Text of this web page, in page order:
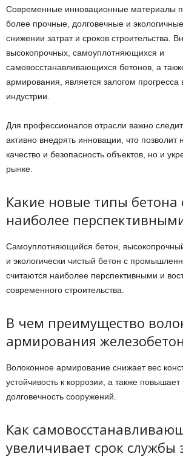
Современные инновационные материалы
более прочные, долговечные и
снижении затрат и сроков строительства.
высокопрочных, самоуплотняющихся и
самовосстанавливающихся бетонов, а
армирования, является залогом прогресса
индустрии.
Для профессионалов отрасли важно
активно внедрять инновации, что позволит
качество и безопасность объектов, но и
рынке.
Какие новые типы бетона
наиболее
Самоуплотняющийся бетон,
и экологически чистый бетон с
считаются наиболее перспективными и
современного строительства.
В чем преимущество
армирования
Волоконное армирование снижает вес
устойчивость к коррозии, а также
долговечность сооружений.
Как
увеличивает срок службы